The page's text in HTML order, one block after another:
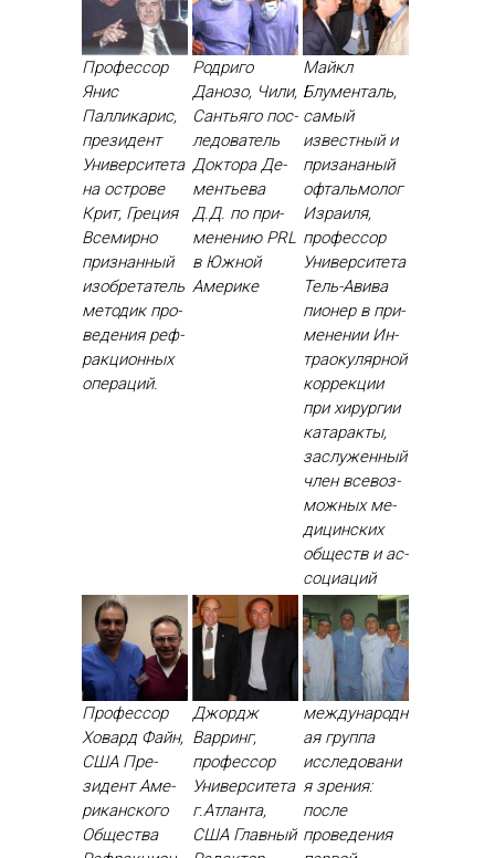
Профессор
Янис
Палликарис,
президент
Университета
на острове
Крит, Греция
Все­мир­но
приз­нанный
изоб­ре­татель
ме­тодик про­
веде­ния реф­
ракци­он­ных
опе­раций.
Родриго
Данозо, Чили,
Сантьяго пос­
ле­дова­тель
Док­то­ра Де­
менть­ева
Д.Д. по при­
мене­нию PRL
в Юж­ной
Аме­рике
Майкл
Блументаль,
самый
известный и
призананый
офтальмолог
Израиля,
профессор
Университета
Тель-Авива
пи­онер в при­
мене­нии Ин­
тра­оку­ляр­ной
кор­рекции
при хи­рур­гии
ка­тарак­ты,
зас­лу­жен­ный
член все­воз­
можных ме­
дицин­ских
об­ществ и ас­
со­ци­аций
Профессор
Ховард Файн,
США Пре­
зидент Аме­
рикан­ско­го
Об­щес­тва
Джордж
Варринг,
профессор
Университета
г.Атланта,
США Глав­ный
международн
ая группа
исследовани
я зрения:
после
проведения